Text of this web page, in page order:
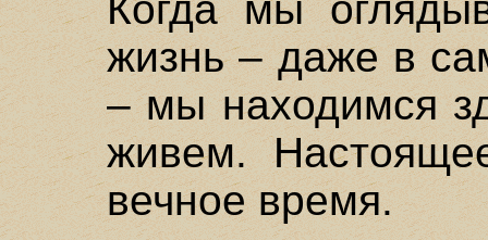
жизнь – даже в
– мы находимся
живем.
вечное время.